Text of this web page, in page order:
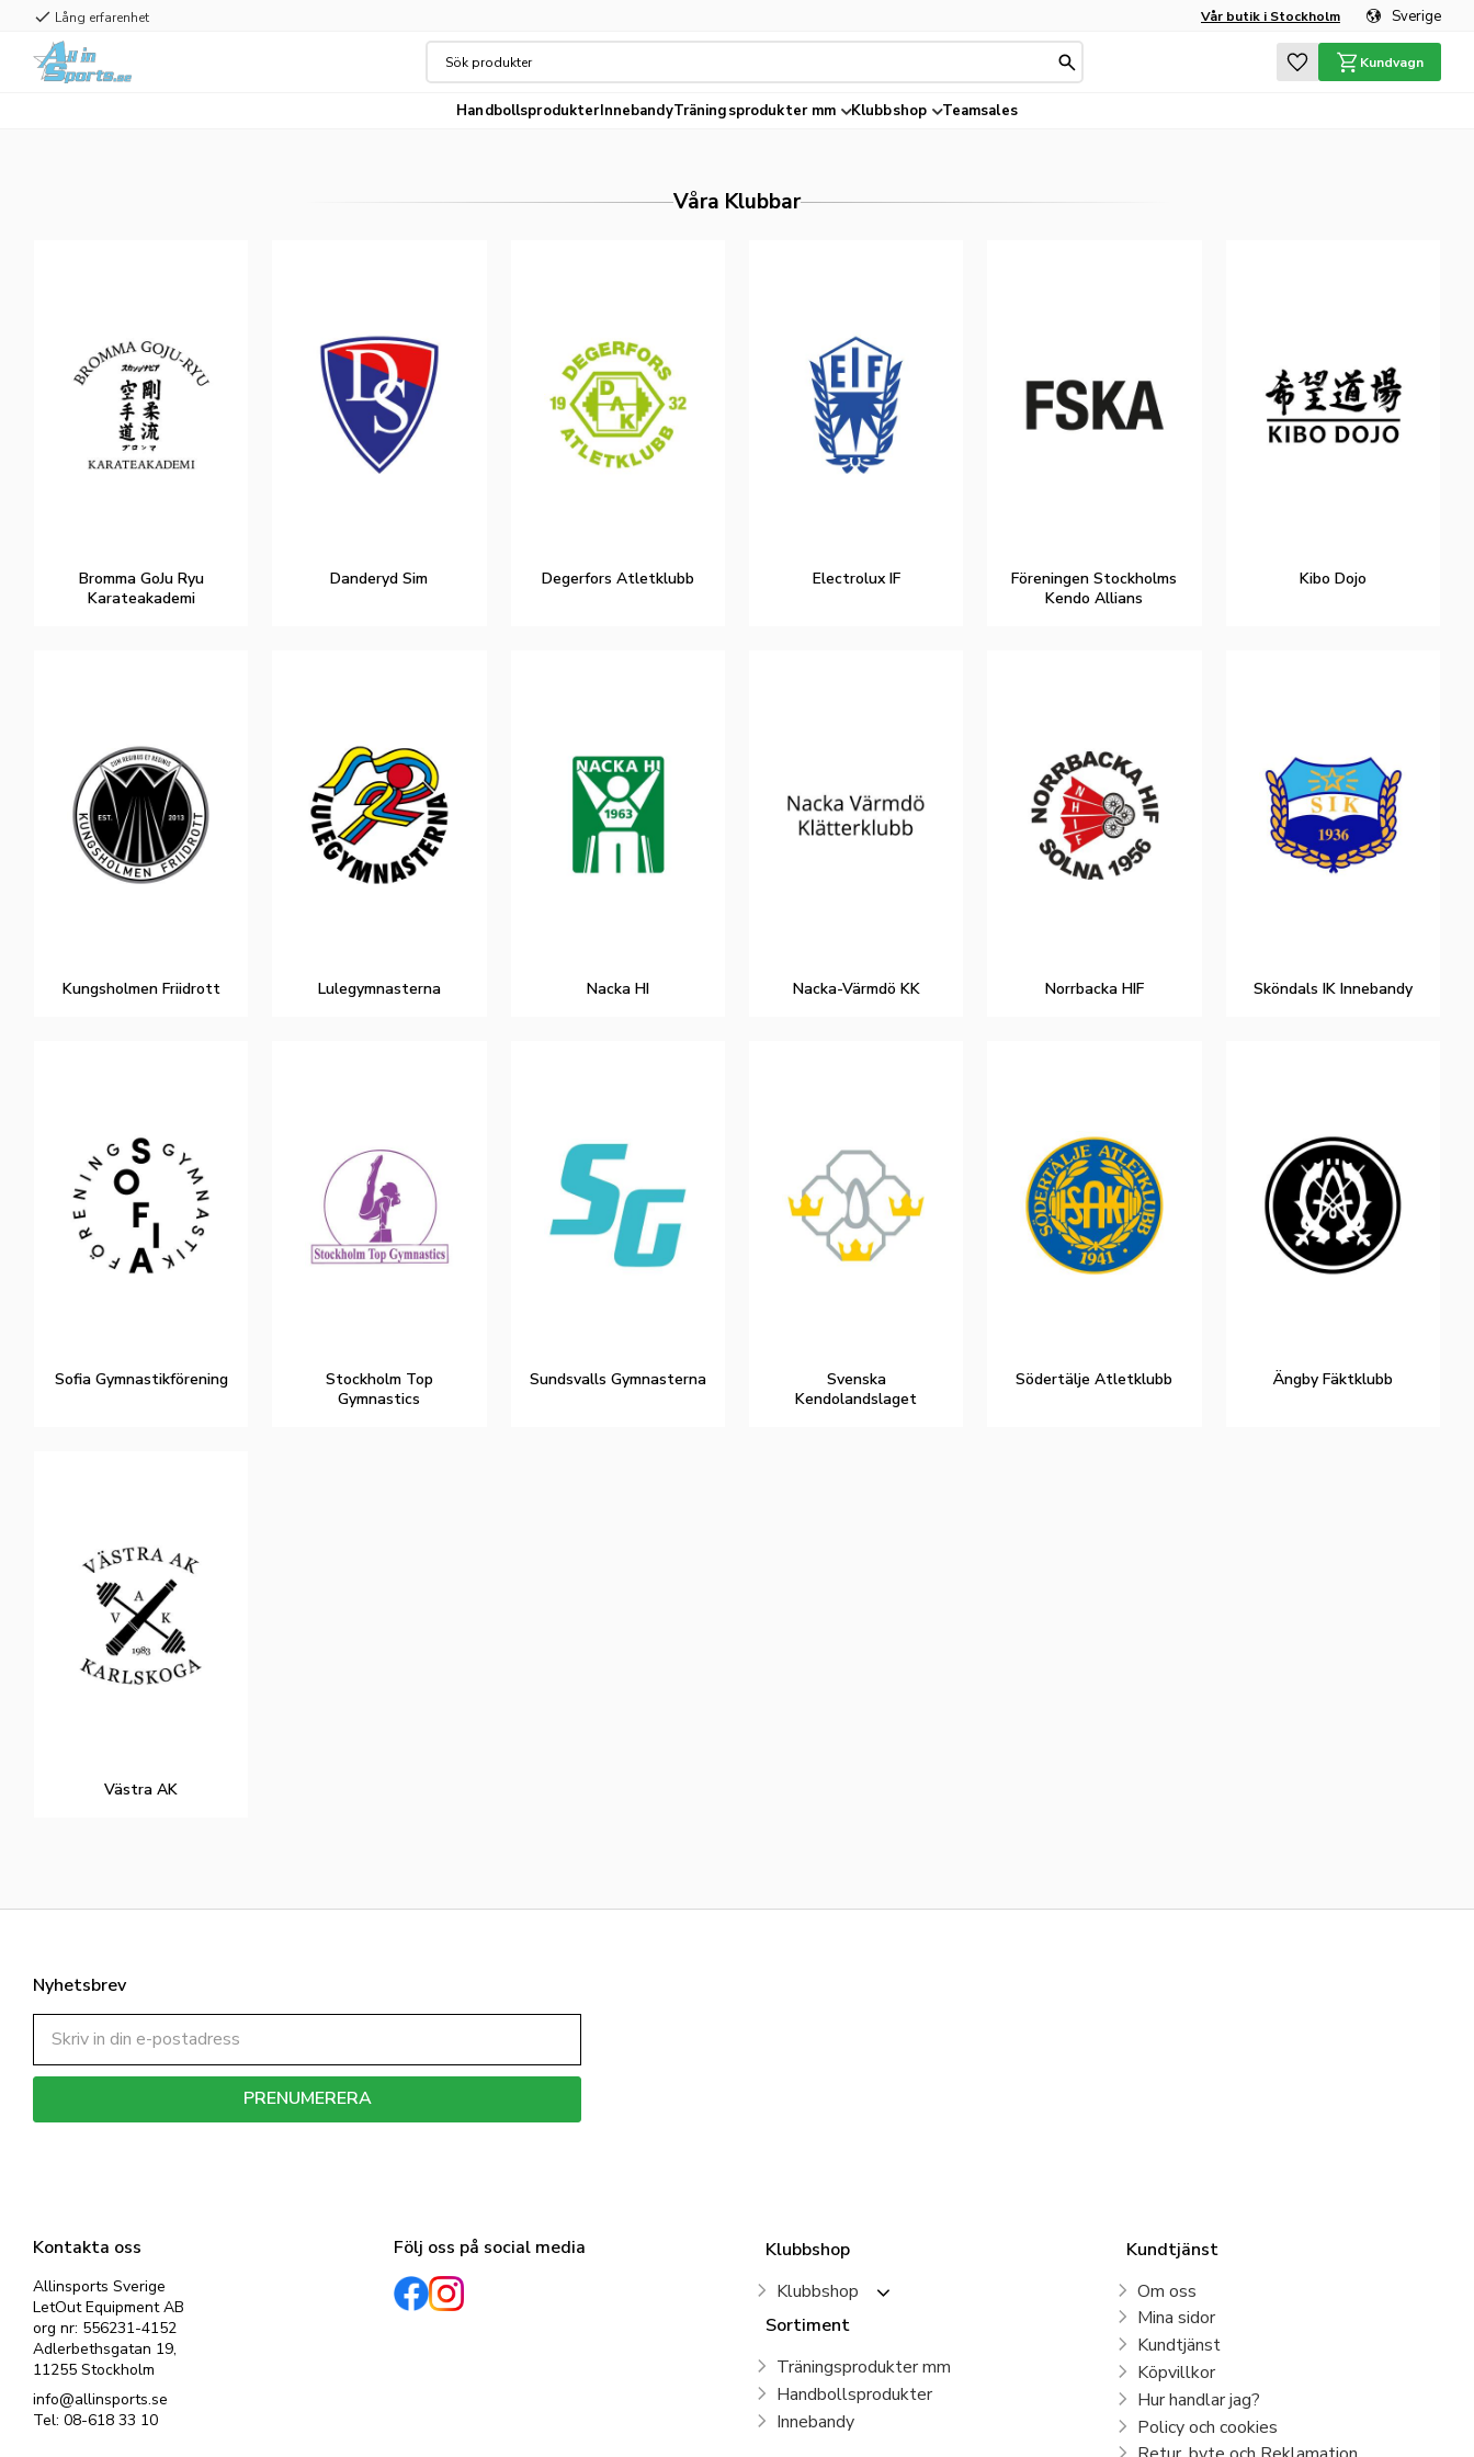
check Lång erfarenhet Vår butik i Stockholm Sverige
Favoriter
Kundvagn
HandbollsprodukterInnebandyTräningsprodukter mm Klubbshop Teamsales
Våra Klubbar
Bromma GoJu Ryu
Karateakademi
Danderyd Sim Degerfors Atletklubb Electrolux IF
Föreningen Stockholms
Kendo Allians
Kibo Dojo
Kungsholmen Friidrott Lulegymnasterna Nacka HI Nacka-Värmdö KK Norrbacka HIF Sköndals IK Innebandy
Sofia Gymnastikförening
Stockholm Top
Gymnastics
Sundsvalls Gymnasterna
Svenska
Kendolandslaget
Södertälje Atletklubb Ängby Fäktklubb
Västra AK
Kontakta oss
Allinsports Sverige
LetOut Equipment AB
org nr: 556231-4152
Adlerbethsgatan 19,
11255 Stockholm
info@allinsports.se
Tel: 08-618 33 10
Följ oss på social media
Klubbshop
Klubbshop
Sortiment
Träningsprodukter mm
Handbollsprodukter
Innebandy
Kundtjänst
Om oss
Mina sidor
Kundtjänst
Köpvillkor
Hur handlar jag?
Policy och cookies
Nyhetsbrev
PRENUMERERA